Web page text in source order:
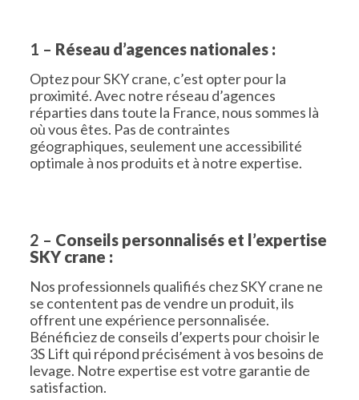
1 – Réseau d’agences nationales :
Optez pour SKY crane, c’est opter pour la
proximité. Avec notre réseau d’agences
réparties dans toute la France, nous sommes là
où vous êtes. Pas de contraintes
géographiques, seulement une accessibilité
optimale à nos produits et à notre expertise.
2 – Conseils personnalisés et l’expertise
SKY crane :
Nos professionnels qualifiés chez SKY crane ne
se contentent pas de vendre un produit, ils
offrent une expérience personnalisée.
Bénéficiez de conseils d’experts pour choisir le
3S Lift qui répond précisément à vos besoins de
levage. Notre expertise est votre garantie de
satisfaction.